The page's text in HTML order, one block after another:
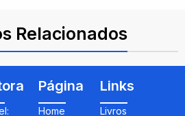
Relacionados
Página
Home
Links
Livros